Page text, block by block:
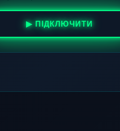
▶ ПІДКЛЮЧИТИ